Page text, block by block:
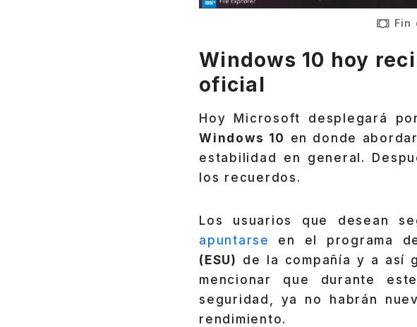
Fin
Windows 10 hoy
oficial
Hoy Microsoft desplegará
Windows 10 en donde
estabilidad en general.
los recuerdos.
Los usuarios que desean
apuntarse
en el programa
(ESU) de la compañía y a así
mencionar que durante
seguridad, ya no habrán
rendimiento.